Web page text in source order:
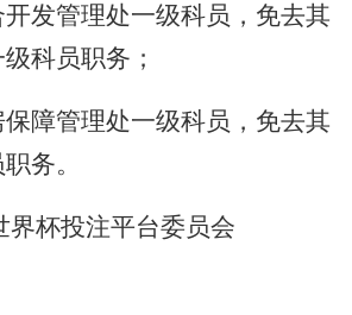
发管理处一级科员，免去其
科员职务；
障管理处一级科员，免去其
务。
界杯投注平台委员会